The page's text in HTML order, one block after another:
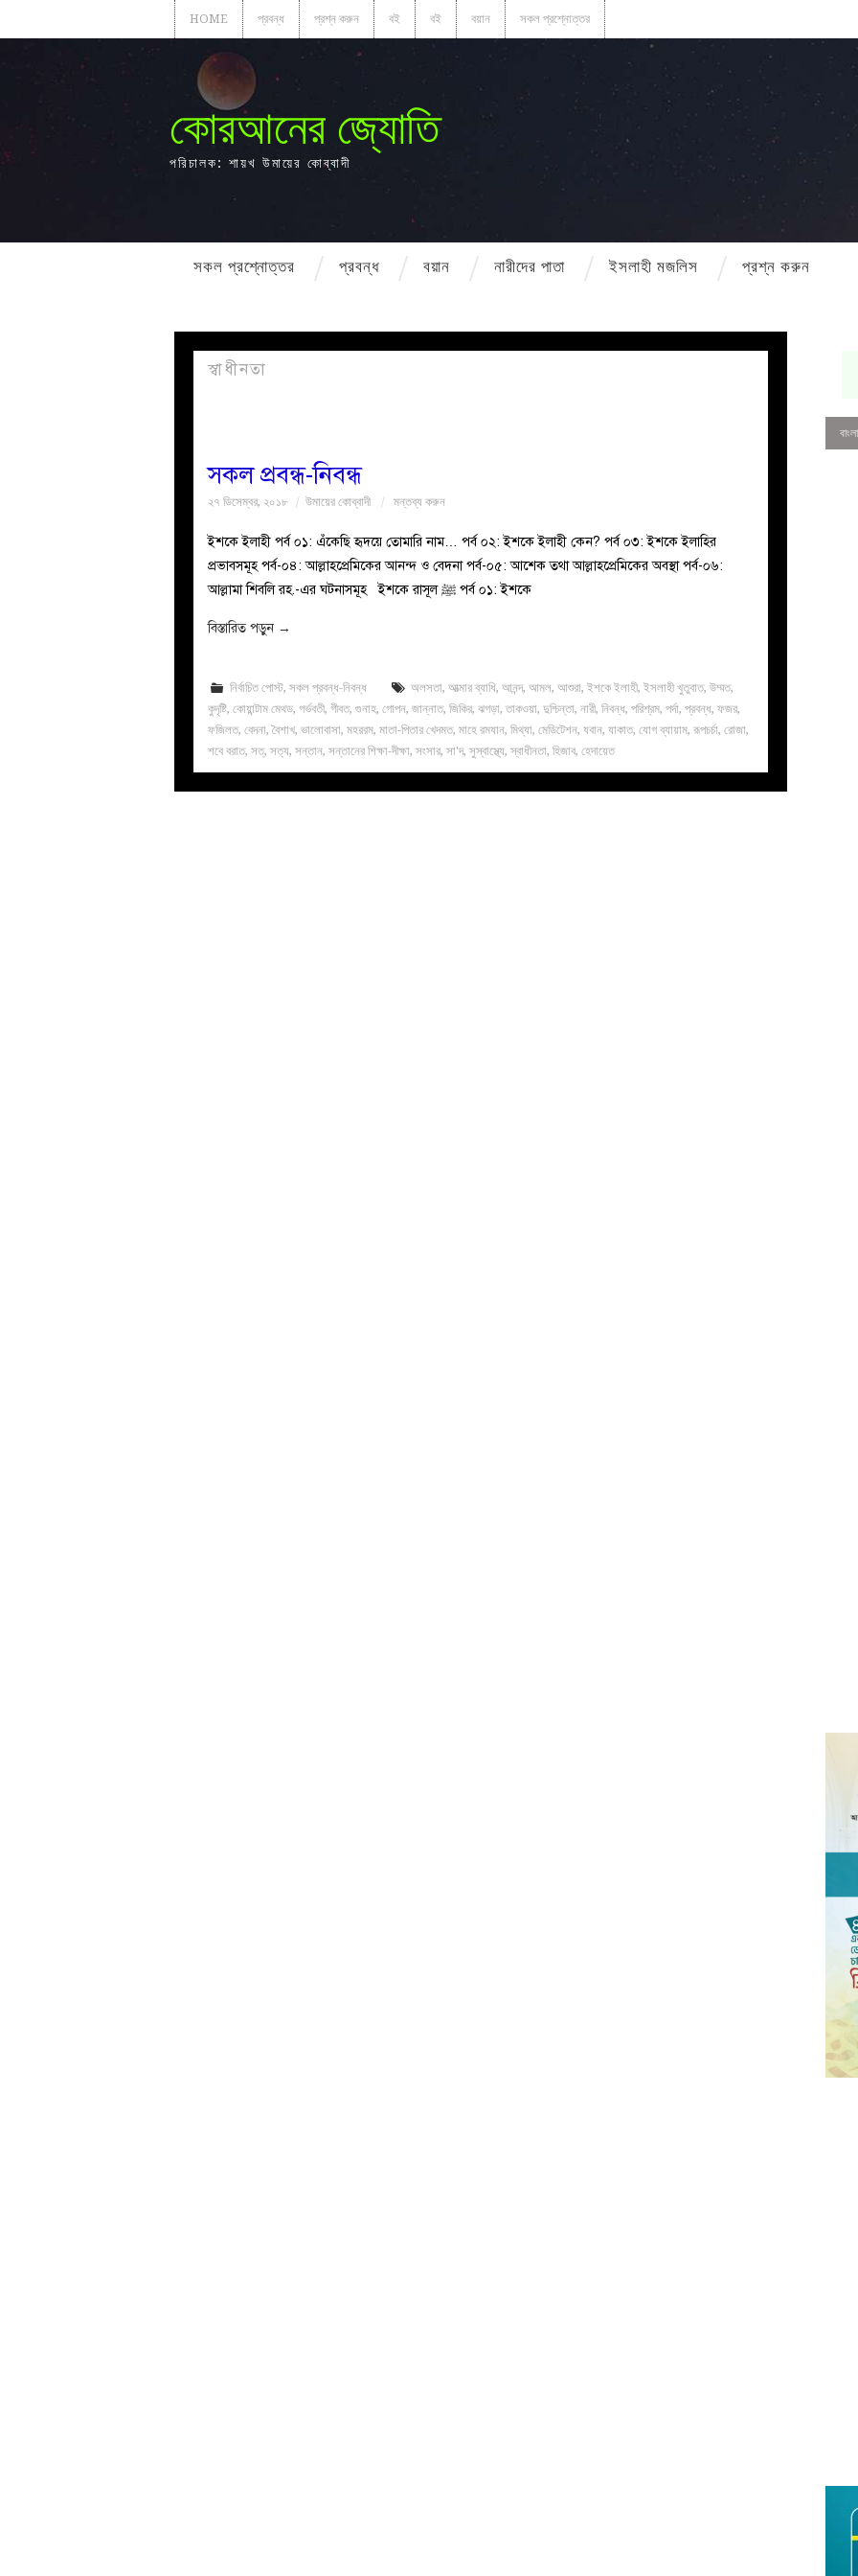
HOME প্রবন্ধ প্রশ্ন করুন বই বই বয়ান সকল প্রশ্নোত্তর
কোরআনের জ্যোতি
পরিচালক: শায়খ উমায়ের কোব্বাদী
সকল প্রশ্নোত্তর প্রবন্ধ বয়ান নারীদের পাতা ইসলাহী মজলিস প্রশ্ন করুন
স্বাধীনতা
সকল প্রবন্ধ-নিবন্ধ
২৭ ডিসেম্বর, ২০১৮ উমায়ের কোব্বাদী মন্তব্য করুন
ইশকে ইলাহী পর্ব ০১: এঁকেছি হৃদয়ে তোমারি নাম… পর্ব ০২: ইশকে ইলাহী কেন? পর্ব ০৩: ইশকে ইলাহির
প্রভাবসমূহ পর্ব-০৪: আল্লাহপ্রেমিকের আনন্দ ও বেদনা পর্ব-০৫: আশেক তথা আল্লাহপ্রেমিকের অবস্থা পর্ব-০৬:
আল্লামা শিবলি রহ.-এর ঘটনাসমূহ ইশকে রাসূল ﷺ পর্ব ০১: ইশকে
বিস্তারিত পড়ুন →
নির্বাচিত পোস্ট,সকল প্রবন্ধ-নিবন্ধ অলসতা,আত্মার ব্যাধি,আনন্দ,আমল,আশুরা,ইশকে ইলাহী,ইসলাহী খুতুবাত,উম্মত,
কুদৃষ্টি, কোয়ান্টাম মেথড, গর্ভবতী, গীবত, গুনাহ, গোপন, জান্নাত, জিকির, ঝগড়া, তাকওয়া, দুশ্চিন্তা, নারী, নিবন্ধ, পরিশ্রম, পর্দা, প্রবন্ধ, ফজর,
ফজিলত, বেদনা,বৈশাখ, ভালোবাসা, মহররম, মাতা-পিতার খেদমত, মাহে রমযান, মিথ্যা, মেডিটেশন, যবান, যাকাত, যোগ ব্যায়াম, রূপচর্চা, রোজা,
শবে বরাত, সত্, সত্য, সন্তান, সন্তানের শিক্ষা-দীক্ষা, সংসার, সা'দ, সুস্বাস্থ্যে, স্বাধীনতা, হিজাব, হেদায়েত